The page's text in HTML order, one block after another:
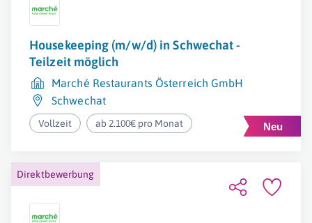
Housekeeping (m/w/d) in Schwechat -
Teilzeit möglich
Marché Restaurants Österreich GmbH
Schwechat
Vollzeit ab 2.100€ pro Monat
Direktbewerbung